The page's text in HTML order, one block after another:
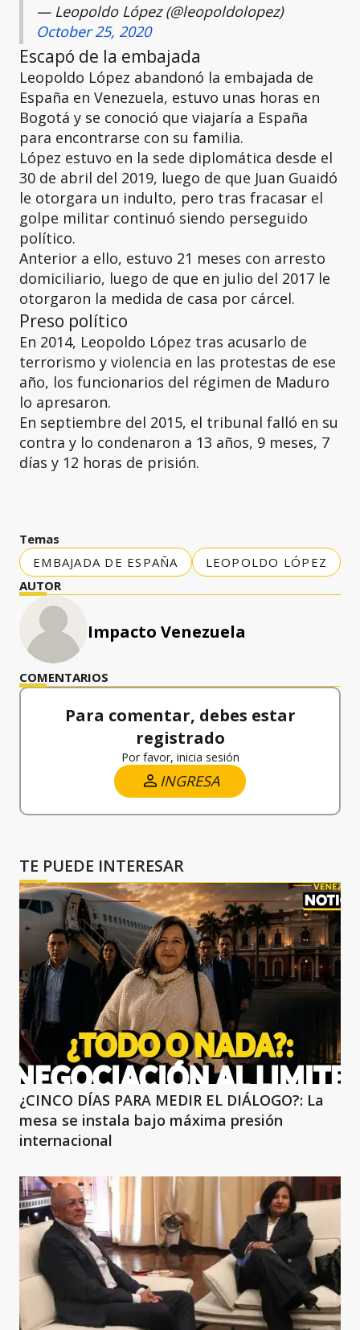
— Leopoldo López (@leopoldolopez)
October 25, 2020
Escapó de la embajada
Leopoldo López abandonó la embajada de
España en Venezuela, estuvo unas horas en
Bogotá y se conoció que viajaría a España
para encontrarse con su familia.
López estuvo en la sede diplomática desde el
30 de abril del 2019, luego de que Juan Guaidó
le otorgara un indulto, pero tras fracasar el
golpe militar continuó siendo perseguido
político.
Anterior a ello, estuvo 21 meses con arresto
domiciliario, luego de que en julio del 2017 le
otorgaron la medida de casa por cárcel.
Preso político
En 2014, Leopoldo López tras acusarlo de
terrorismo y violencia en las protestas de ese
año, los funcionarios del régimen de Maduro
lo apresaron.
En septiembre del 2015, el tribunal falló en su
contra y lo condenaron a 13 años, 9 meses, 7
días y 12 horas de prisión.
Temas
EMBAJADA DE ESPAÑA
LEOPOLDO LÓPEZ
AUTOR
Impacto Venezuela
COMENTARIOS
Para comentar, debes estar
registrado
Por favor, inicia sesión
INGRESA
TE PUEDE INTERESAR
¿CINCO DÍAS PARA MEDIR EL DIÁLOGO?: La
mesa se instala bajo máxima presión
internacional